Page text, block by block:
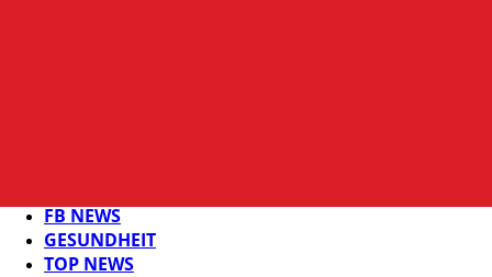
FB NEWS
GESUNDHEIT
TOP NEWS